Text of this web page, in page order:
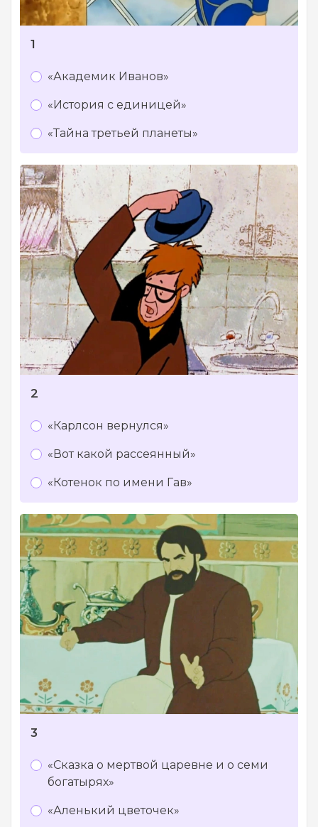
1
«Академик Иванов»
«История с единицей»
«Тайна третьей планеты»
2
«Карлсон вернулся»
«Вот какой рассеянный»
«Котенок по имени Гав»
3
«Сказка о мертвой царевне и о семи
богатырях»
«Аленький цветочек»